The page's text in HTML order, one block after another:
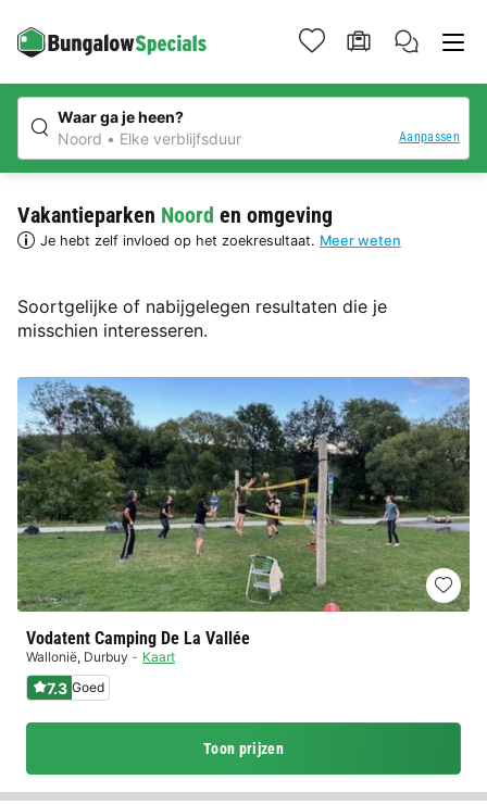
Waar ga je heen?
Noord
Elke verblijfsduur Aanpassen
Vakantieparken Noord en omgeving
Je hebt zelf invloed op het zoekresultaat. Meer weten
Soortgelijke of nabijgelegen resultaten die je
misschien interesseren.
Vodatent Camping De La Vallée
Wallonië, Durbuy Kaart
7.3 Goed
Toon prijzen